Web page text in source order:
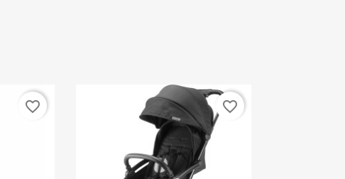
favorite_border favorite_border